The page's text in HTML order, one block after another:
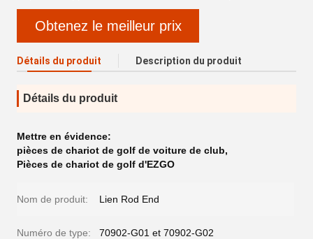
Obtenez le meilleur prix
Détails du produit Description du produit
Détails du produit
Mettre en évidence:
pièces de chariot de golf de voiture de club,
Pièces de chariot de golf d'EZGO
Nom de produit: Lien Rod End
Numéro de type: 70902-G01 et 70902-G02